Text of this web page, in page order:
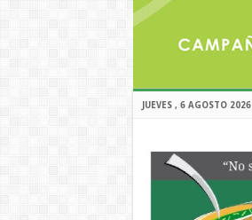
JUEVES , 6 AGOSTO 2026